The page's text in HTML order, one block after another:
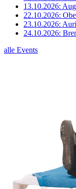
13.10.2026:
22.10.2026:
23.10.2026:
24.10.2026:
alle Events